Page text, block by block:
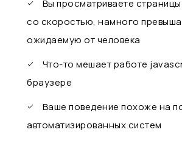
Вы просматриваете страницы
со скоростью, намного
ожидаемую от человека
Что-то мешает работе
браузере
Ваше поведение похоже на
автоматизированных систем